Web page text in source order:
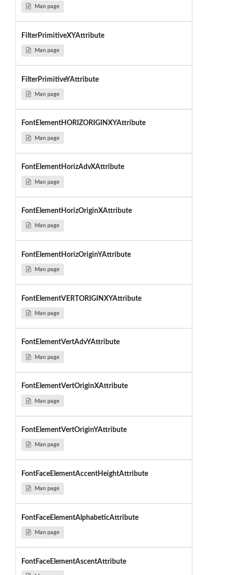
Man page
FilterPrimitiveXYAttribute
Man page
FilterPrimitiveYAttribute
Man page
FontElementHORIZORIGINXYAttribute
Man page
FontElementHorizAdvXAttribute
Man page
FontElementHorizOriginXAttribute
Man page
FontElementHorizOriginYAttribute
Man page
FontElementVERTORIGINXYAttribute
Man page
FontElementVertAdvYAttribute
Man page
FontElementVertOriginXAttribute
Man page
FontElementVertOriginYAttribute
Man page
FontFaceElementAccentHeightAttribute
Man page
FontFaceElementAlphabeticAttribute
Man page
FontFaceElementAscentAttribute